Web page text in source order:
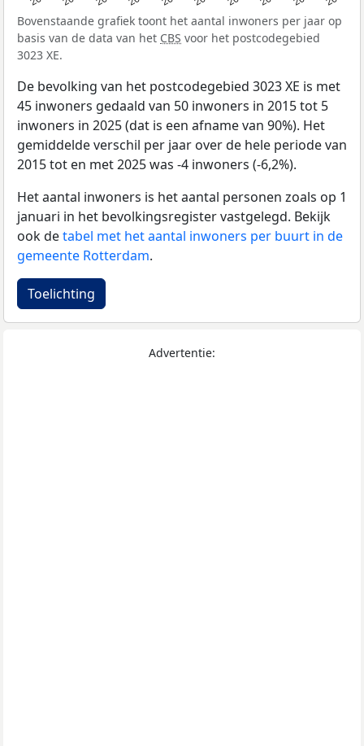
Bovenstaande grafiek toont het aantal inwoners per jaar op
basis van de data van het CBS voor het postcodegebied
3023 XE.
De bevolking van het postcodegebied 3023 XE is met
45 inwoners gedaald van 50 inwoners in 2015 tot 5
inwoners in 2025 (dat is een afname van 90%). Het
gemiddelde verschil per jaar over de hele periode van
2015 tot en met 2025 was -4 inwoners (-6,2%).
Het aantal inwoners is het aantal personen zoals op 1
januari in het bevolkingsregister vastgelegd. Bekijk
ook detabel met het aantal inwoners per buurt in de
gemeente Rotterdam.
Toelichting
Advertentie: